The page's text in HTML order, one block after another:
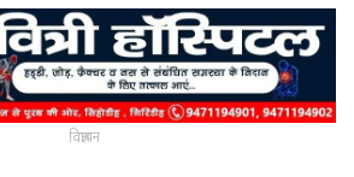
विज्ञापन